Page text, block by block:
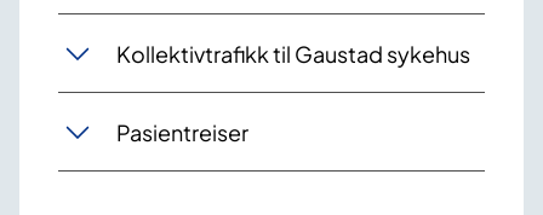
Kollektivtrafikk til Gaustad sykehus
Pasientreiser